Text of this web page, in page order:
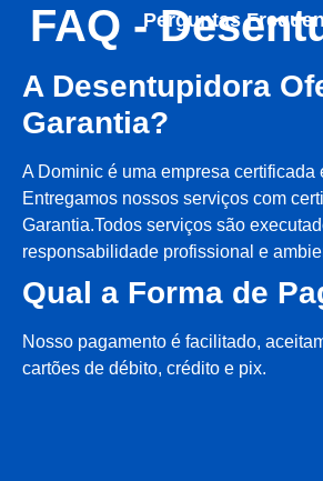
Perguntas
FAQ -
A Desentupidora
Garantia?
A Dominic é uma empresa certificada
Entregamos nossos serviços com
Garantia.Todos serviços são
responsabilidade profissional e
Qual a Forma de
Nosso pagamento é facilitado,
cartões de débito, crédito e pix.